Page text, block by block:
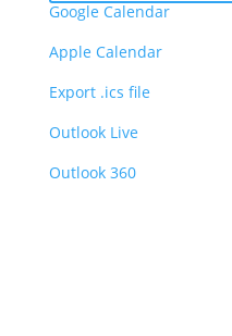
Google Calendar
Apple Calendar
Export .ics file
Outlook Live
Outlook 360